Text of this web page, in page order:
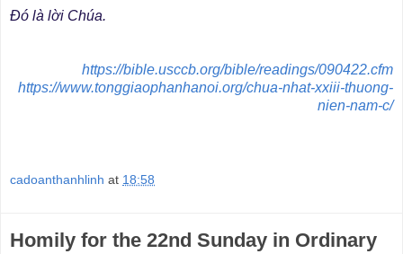
Ðó là lời Chúa.
https://bible.usccb.org/bible/readings/090422.cfm
https://www.tonggiaophanhanoi.org/chua-nhat-xxiii-thuong-
nien-nam-c/
cadoanthanhlinh at 18:58
Homily for the 22nd Sunday in Ordinary